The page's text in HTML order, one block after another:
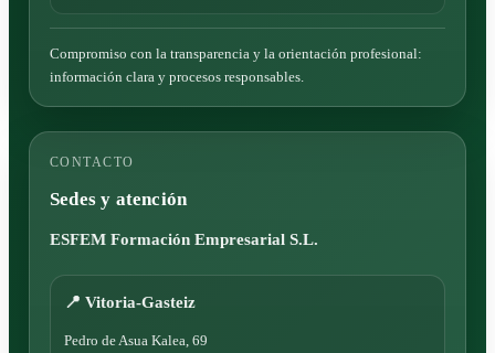
Compromiso con la transparencia y la orientación profesional:
información clara y procesos responsables.
CONTACTO
Sedes y atención
ESFEM Formación Empresarial S.L.
📍 Vitoria-Gasteiz
Pedro de Asua Kalea, 69